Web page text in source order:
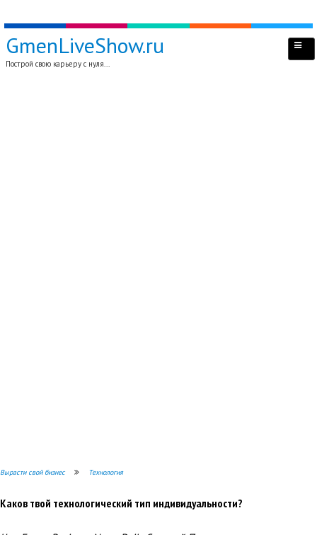
GmenLiveShow.ru
Построй свою карьеру с нуля...
Вырасти свой бизнес Технология
Каков твой технологический тип индивидуальности?